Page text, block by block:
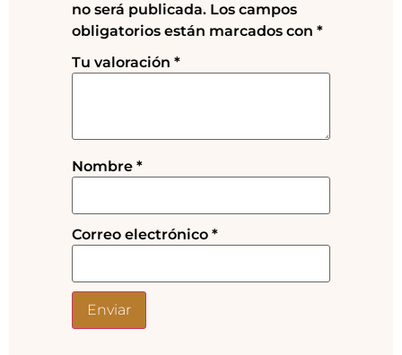
no será publicada. Los campos
obligatorios están marcados con *
Tu valoración *
Nombre *
Correo electrónico *